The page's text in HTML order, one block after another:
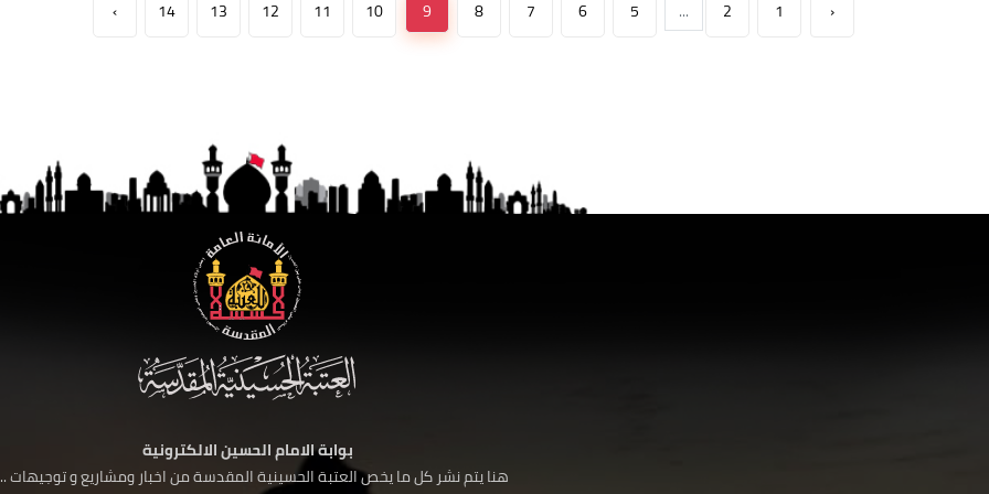
‹
1
2
...
5
6
7
8
9
10
11
12
13
14
›
بوابة الامام الحسين الالكترونية
هنا يتم نشر كل ما يخص العتبة الحسينية المقدسة من اخبار ومشاريع و توجيهات